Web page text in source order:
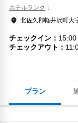
プラン
ホテルランク
北佐久郡軽井沢町大
チェックイン
15:00
チェックアウト